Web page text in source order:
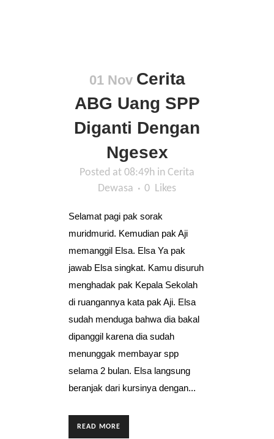
01 Nov Cerita
ABG Uang SPP
Diganti Dengan
Ngesex
Posted at 08:49h in Cerita
Dewasa
0 Likes
Selamat pagi pak sorak
muridmurid. Kemudian pak Aji
memanggil Elsa. Elsa Ya pak
jawab Elsa singkat. Kamu disuruh
menghadak pak Kepala Sekolah
di ruangannya kata pak Aji. Elsa
sudah menduga bahwa dia bakal
dipanggil karena dia sudah
menunggak membayar spp
selama 2 bulan. Elsa langsung
beranjak dari kursinya dengan...
READ MORE